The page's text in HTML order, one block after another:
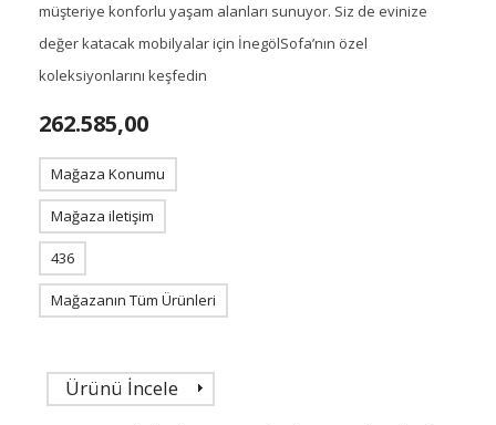
müşteriye konforlu yaşam alanları sunuyor. Siz de evinize
değer katacak mobilyalar için İnegölSofa’nın özel
koleksiyonlarını keşfedin
262.585,00
Mağaza Konumu
Mağaza iletişim
436
Mağazanın Tüm Ürünleri
Ürünü İncele